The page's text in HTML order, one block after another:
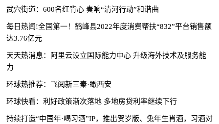
武穴街道：600名红背心 奏响“清河行动”和谐曲
每日热闻!全国第一！鹤峰县2022年度消费帮扶“832”平台销售额
达3.76亿元
天天热消息：阿里云设立国际能力中心 升级海外技术及服务能
力
环球热推荐：飞阅新三秦·瞰西安
环球快看：利好政策渐次落地 多地房贷利率继续下行
持续打造“中国年·喝习酒”IP，推出贺岁版、兔年生肖酒，习酒对